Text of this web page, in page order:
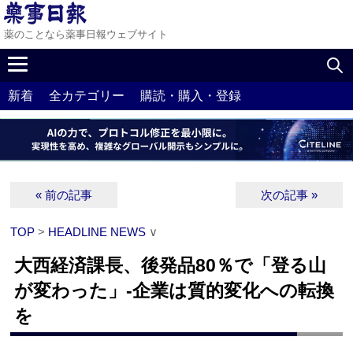
薬のことなら薬事日報ウェブサイト
新着 全カテゴリー 購読・購入・登録
« 前の記事 次の記事 »
TOP > HEADLINE NEWS ∨
大西経済課長、後発品80％で「登る山
が変わった」‐企業は質的変化への転換
を